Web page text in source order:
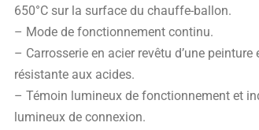
650°C sur la surface du chauffe-ballon.
– Mode de fonctionnement continu.
– Carrosserie en acier revêtu d’une peinture
résistante aux acides.
– Témoin lumineux de fonctionnement et
lumineux de connexion.